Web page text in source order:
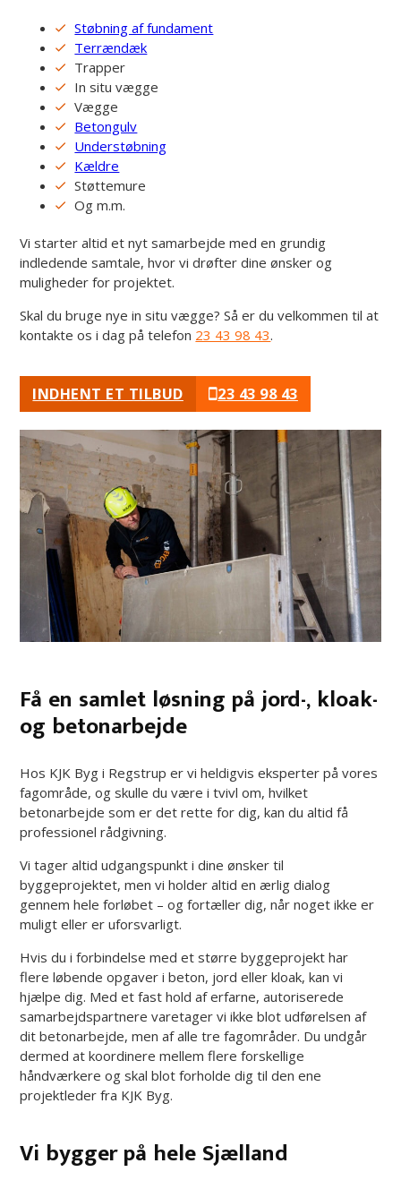
Støbning af fundament
Terrændæk
Trapper
In situ vægge
Vægge
Betongulv
Understøbning
Kældre
Støttemure
Og m.m.
Vi starter altid et nyt samarbejde med en grundig
indledende samtale, hvor vi drøfter dine ønsker og
muligheder for projektet.
Skal du bruge nye in situ vægge? Så er du velkommen til at
kontakte os i dag på telefon 23 43 98 43.
INDHENT ET TILBUD 23 43 98 43
Få en samlet løsning på jord-, kloak-
og betonarbejde
Hos KJK Byg i Regstrup er vi heldigvis eksperter på vores
fagområde, og skulle du være i tvivl om, hvilket
betonarbejde som er det rette for dig, kan du altid få
professionel rådgivning.
Vi tager altid udgangspunkt i dine ønsker til
byggeprojektet, men vi holder altid en ærlig dialog
gennem hele forløbet – og fortæller dig, når noget ikke er
muligt eller er uforsvarligt.
Hvis du i forbindelse med et større byggeprojekt har
flere løbende opgaver i beton, jord eller kloak, kan vi
hjælpe dig. Med et fast hold af erfarne, autoriserede
samarbejdspartnere varetager vi ikke blot udførelsen af
dit betonarbejde, men af alle tre fagområder. Du undgår
dermed at koordinere mellem flere forskellige
håndværkere og skal blot forholde dig til den ene
projektleder fra KJK Byg.
Vi bygger på hele Sjælland